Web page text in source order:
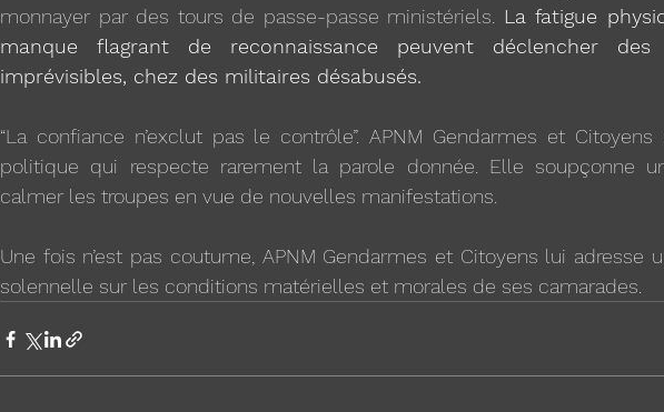
monnayer par des tours de passe-passe ministériels. La fatigue
manque flagrant de reconnaissance peuvent déclencher des
imprévisibles, chez des militaires désabusés.
“La confiance n’exclut pas le contrôle”. APNM Gendarmes et
politique qui respecte rarement la parole donnée. Elle soupçonne
calmer les troupes en vue de nouvelles manifestations.
Une fois n’est pas coutume, APNM Gendarmes et Citoyens lui adresse
solennelle sur les conditions matérielles et morales de ses camarades.